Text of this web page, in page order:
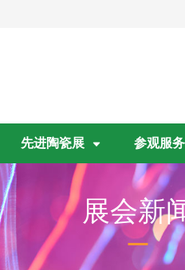
先进陶瓷展 参观服务
展会新